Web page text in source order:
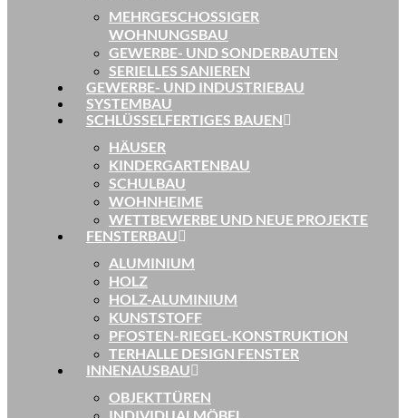
MEHRGESCHOSSIGER
WOHNUNGSBAU
GEWERBE- UND SONDERBAUTEN
SERIELLES SANIEREN
GEWERBE- UND INDUSTRIEBAU
SYSTEMBAU
SCHLÜSSELFERTIGES BAUEN
HÄUSER
KINDERGARTENBAU
SCHULBAU
WOHNHEIME
WETTBEWERBE UND NEUE PROJEKTE
FENSTERBAU
ALUMINIUM
HOLZ
HOLZ-ALUMINIUM
KUNSTSTOFF
PFOSTEN-RIEGEL-KONSTRUKTION
TERHALLE DESIGN FENSTER
INNENAUSBAU
OBJEKTTÜREN